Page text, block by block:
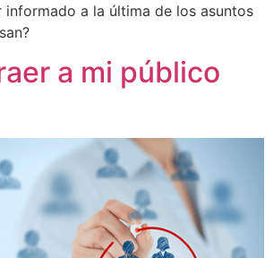
informado a la última de los asuntos
a mi público